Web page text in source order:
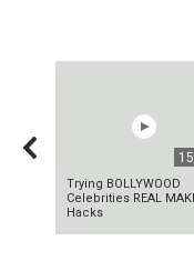
Trying BOLLYWOOD
Celebrities REAL
Hacks